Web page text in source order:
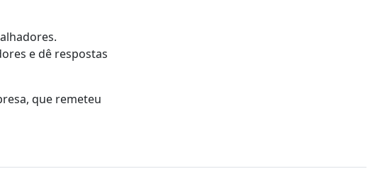
e dê respostas
que remeteu